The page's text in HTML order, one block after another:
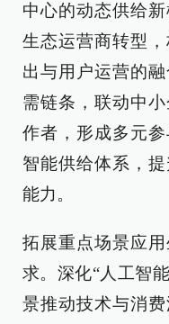
中心的动态供给
生态运营商转型
出与用户运营的
需链条，联动中
作者，形成多元
智能供给体系，
能力。
拓展重点场景应
求。深化“人工智
景推动技术与消